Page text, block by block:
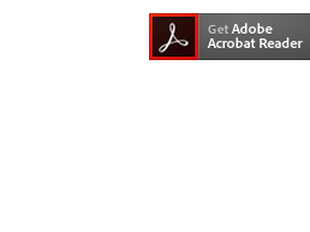
掲載の取扱
が含まれて
取扱説明
の機種に